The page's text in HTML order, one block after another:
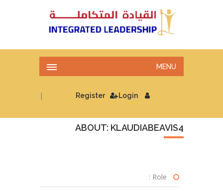
MENU
Login
| Register
ABOUT: KLAUDIABEAVIS4
Role :